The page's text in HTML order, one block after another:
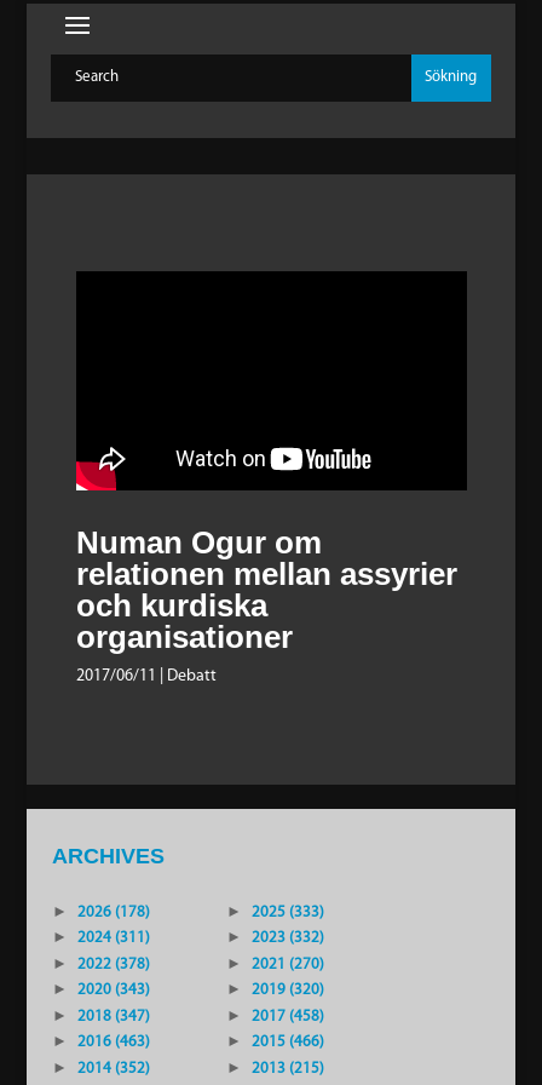
Numan Ogur om
relationen mellan assyrier
och kurdiska
organisationer
2017/06/11 | Debatt
ARCHIVES
► 2026 (178) ►
2025 (333)
►
2024 (311) ►
2023 (332)
►
2022 (378) ►
2021 (270)
►
2020 (343) ►
2019 (320)
►
2018 (347) ►
2017 (458)
►
2016 (463) ►
2015 (466)
►
2014 (352) ► 2013 (215)